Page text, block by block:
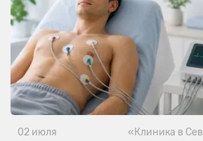
02 июля «Клиника в